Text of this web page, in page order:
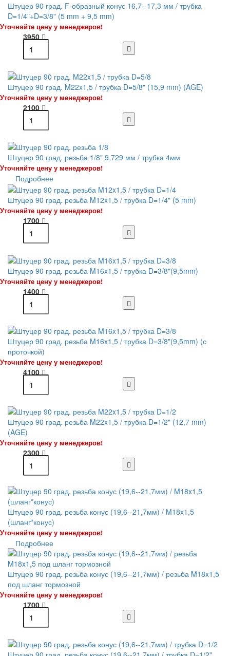
Штуцер 90 град. F-образный конус 16,7--17,3 мм / трубка
D=1/4"+D=3/8" (5 mm + 9,5 mm)
Уточняйте цену у менеджеров!
3950
Штуцер 90 град. M22x1,5 / трубка D=5/8" (15,9 mm) (AGE)
Уточняйте цену у менеджеров!
2100
Штуцер 90 град. резьба 1/8" 9,729 мм / трубка 4мм
Уточняйте цену у менеджеров!
Подробнее
Штуцер 90 град. резьба M12x1,5 / трубка D=1/4" (5 mm)
Уточняйте цену у менеджеров!
1700
Штуцер 90 град. резьба M16x1,5 / трубка D=3/8"(9,5mm)
Уточняйте цену у менеджеров!
1400
Штуцер 90 град. резьба M16x1,5 / трубка D=3/8"(9,5mm) (с
проточкой)
Уточняйте цену у менеджеров!
4100
Штуцер 90 град. резьба M22x1,5 / трубка D=1/2" (12,7 mm)
(AGE)
Уточняйте цену у менеджеров!
2300
Штуцер 90 град. резьба конус (19,6--21,7мм) / M18x1,5
(шланг*конус)
Уточняйте цену у менеджеров!
Подробнее
Штуцер 90 град. резьба конус (19,6--21,7мм) / резьба M18x1,5
под шланг тормозной
Уточняйте цену у менеджеров!
1700